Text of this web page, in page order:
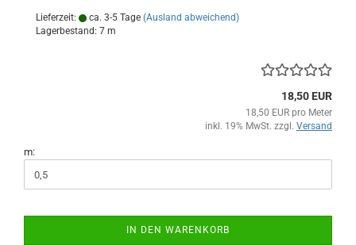
Lieferzeit: ca. 3-5 Tage (Ausland abweichend)
Lagerbestand: 7 m
18,50 EUR
18,50 EUR pro Meter
inkl. 19% MwSt. zzgl. Versand
m:
IN DEN WARENKORB